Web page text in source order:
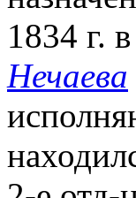
1834 г.
Нечаева